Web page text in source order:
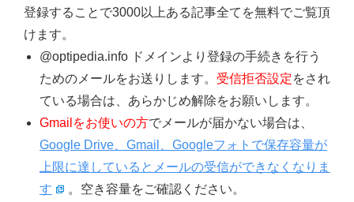
登録することで3000以上ある記事全てを無料でご覧頂
けます。
@optipedia.info ドメインより登録の手続きを行う
ためのメールをお送りします。 受信拒否設定をされ
ている場合は、あらかじめ解除をお願いします。
Gmailをお使いの方でメールが届かない場合は、
Google Drive、Gmail、Googleフォトで保存容量が
上限に達しているとメールの受信ができなくなりま
す
。空き容量をご確認ください。